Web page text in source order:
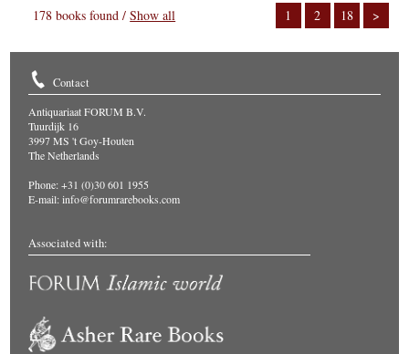
1 2 18 >
178 books found /Show all
Contact
Antiquariaat FORUM B.V.
Tuurdijk 16
3997 MS 't Goy-Houten
The Netherlands
Phone: +31 (0)30 601 1955
E-mail:info@forumrarebooks.com
Associated with: